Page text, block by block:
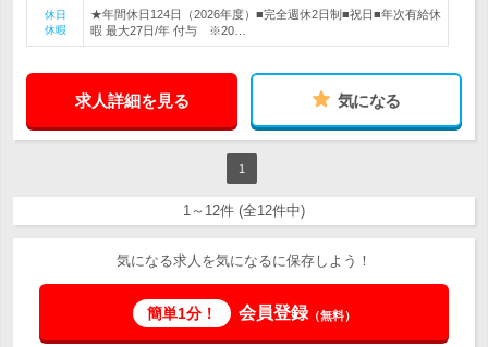
休日
休暇
★年間休日124日（2026年度）■完全週休2日制■祝日■年次有給休
暇 最大27日/年 付与 ※20…
求人詳細を見る 気になる
1
1～12件 (全12件中)
気になる求人を気になるに保存しよう！
簡単1分！ 会員登録（無料）